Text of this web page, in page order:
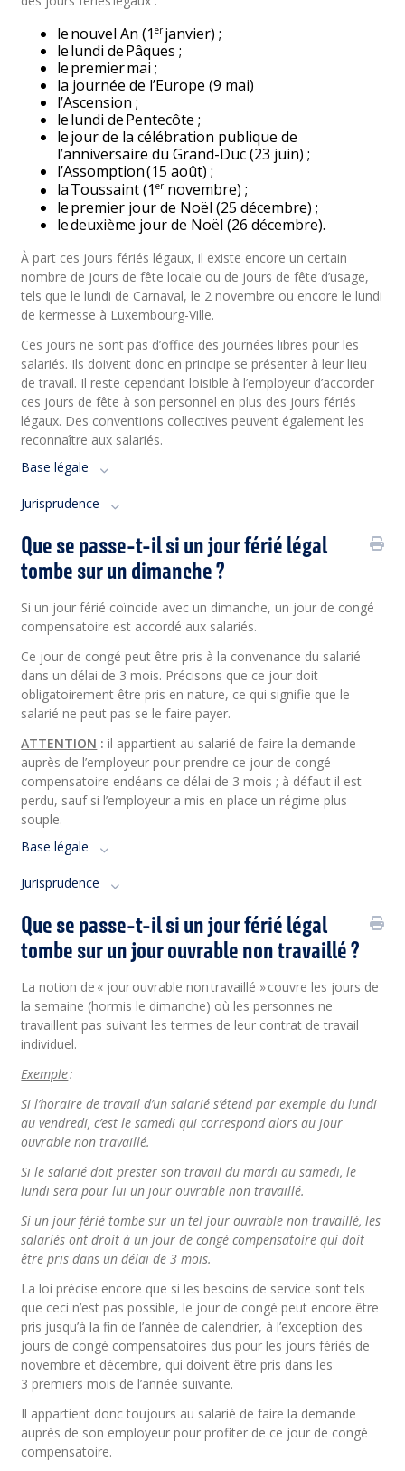
le nouvel An (1erjanvier) ;
le lundi de Pâques ;
le premier mai ;
la journée de l’Europe (9 mai)
l’Ascension ;
le lundi de Pentecôte ;
le jour de la célébration publique de
l’anniversaire du Grand-Duc (23 juin) ;
l’Assomption (15 août) ;
la Toussaint (1ernovembre) ;
le premier jour de Noël (25 décembre) ;
le deuxième jour de Noël (26 décembre).
À part ces jours fériés légaux, il existe encore un certain
nombre de jours de fête locale ou de jours de fête d’usage,
tels que le lundi de Carnaval, le 2 novembre ou encore le lundi
de kermesse à Luxembourg-Ville.
Ces jours ne sont pas d’office des journées libres pour les
salariés. Ils doivent donc en principe se présenter à leur lieu
de travail. Il reste cependant loisible à l’employeur d’accorder
ces jours de fête à son personnel en plus des jours fériés
légaux. Des conventions collectives peuvent également les
reconnaître aux salariés.
Base légale
Jurisprudence
Que se passe-t-il si un jour férié légal
tombe sur un dimanche ?
Si un jour férié coïncide avec un dimanche, un jour de congé
compensatoire est accordé aux salariés.
Ce jour de congé peut être pris à la convenance du salarié
dans un délai de 3 mois. Précisons que ce jour doit
obligatoirement être pris en nature, ce qui signifie que le
salarié ne peut pas se le faire payer.
ATTENTION : il appartient au salarié de faire la demande
auprès de l’employeur pour prendre ce jour de congé
compensatoire endéans ce délai de 3 mois ; à défaut il est
perdu, sauf si l’employeur a mis en place un régime plus
souple.
Base légale
Jurisprudence
Que se passe-t-il si un jour férié légal
tombe sur un jour ouvrable non travaillé ?
La notion de « jour ouvrable non travaillé » couvre les jours de
la semaine (hormis le dimanche) où les personnes ne
travaillent pas suivant les termes de leur contrat de travail
individuel.
Exemple:
Si l’horaire de travail d’un salarié s’étend par exemple du lundi
au vendredi, c’est le samedi qui correspond alors au jour
ouvrable non travaillé.
Si le salarié doit prester son travail du mardi au samedi, le
lundi sera pour lui un jour ouvrable non travaillé.
Si un jour férié tombe sur un tel jour ouvrable non travaillé, les
salariés ont droit à un jour de congé compensatoire qui doit
être pris dans un délai de 3 mois.
La loi précise encore que si les besoins de service sont tels
que ceci n’est pas possible, le jour de congé peut encore être
pris jusqu’à la fin de l’année de calendrier, à l’exception des
jours de congé compensatoires dus pour les jours fériés de
novembre et décembre, qui doivent être pris dans les
3 premiers mois de l’année suivante.
Il appartient donc toujours au salarié de faire la demande
auprès de son employeur pour profiter de ce jour de congé
compensatoire.